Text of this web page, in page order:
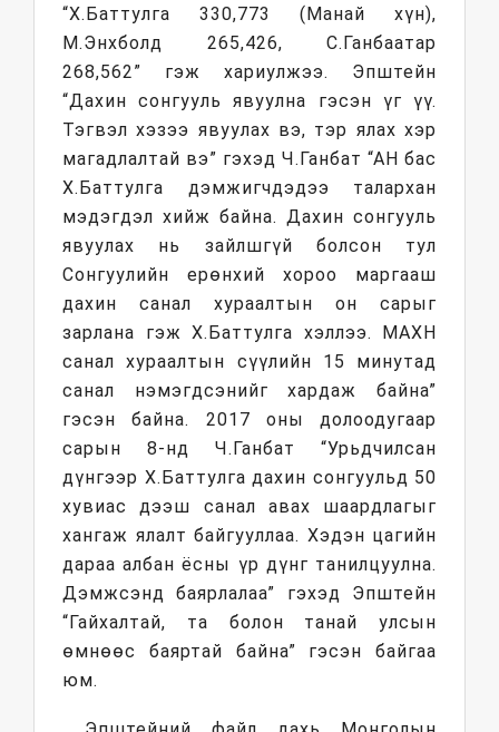
“Х.Баттулга 330,773 (Манай хүн),
М.Энхболд 265,426, С.Ганбаатар
268,562” гэж хариулжээ. Эпштейн
“Дахин сонгууль явуулна гэсэн үг үү.
Тэгвэл хэзээ явуулах вэ, тэр ялах хэр
магадлалтай вэ” гэхэд Ч.Ганбат “АН бас
Х.Баттулга дэмжигчдэдээ талархан
мэдэгдэл хийж байна. Дахин сонгууль
явуулах нь зайлшгүй болсон тул
Сонгуулийн ерөнхий хороо маргааш
дахин санал хураалтын он сарыг
зарлана гэж Х.Баттулга хэллээ. МАХН
санал хураалтын сүүлийн 15 минутад
санал нэмэгдсэнийг хардаж байна”
гэсэн байна. 2017 оны долоодугаар
сарын 8-нд Ч.Ганбат “Урьдчилсан
дүнгээр Х.Баттулга дахин сонгуульд 50
хувиас дээш санал авах шаардлагыг
хангаж ялалт байгууллаа. Хэдэн цагийн
дараа албан ёсны үр дүнг танилцуулна.
Дэмжсэнд баярлалаа” гэхэд Эпштейн
“Гайхалтай, та болон танай улсын
өмнөөс баяртай байна” гэсэн байгаа
юм.